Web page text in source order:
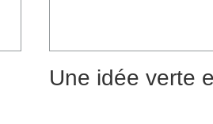
Une idée verte